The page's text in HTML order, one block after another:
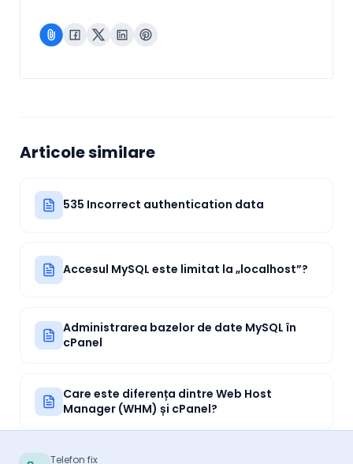
Articole similare
535 Incorrect authentication data
Accesul MySQL este limitat la „localhost”?
Administrarea bazelor de date MySQL în
cPanel
Care este diferența dintre Web Host
Manager (WHM) și cPanel?
Telefon fix